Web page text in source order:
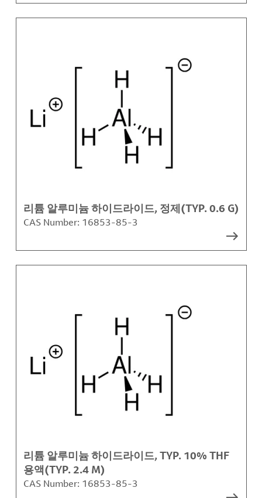
리튬 알루미늄 하이드라이드, 정제(TYP. 0.6 G)
CAS Number: 16853-85-3
리튬 알루미늄 하이드라이드, TYP. 10% THF
용액(TYP. 2.4 M)
CAS Number: 16853-85-3